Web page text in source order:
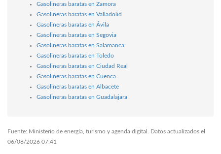
Gasolineras baratas en Zamora
Gasolineras baratas en Valladolid
Gasolineras baratas en Ávila
Gasolineras baratas en Segovia
Gasolineras baratas en Salamanca
Gasolineras baratas en Toledo
Gasolineras baratas en Ciudad Real
Gasolineras baratas en Cuenca
Gasolineras baratas en Albacete
Gasolineras baratas en Guadalajara
Fuente: Ministerio de energía, turismo y agenda digital. Datos actualizados el
06/08/2026 07:41